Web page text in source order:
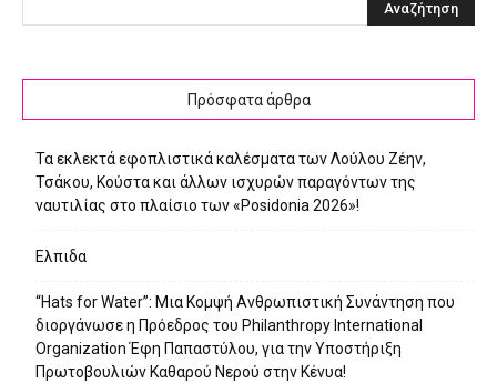
Πρόσφατα άρθρα
Τα εκλεκτά εφοπλιστικά καλέσματα των Λούλου Ζέην,
Τσάκου, Κούστα και άλλων ισχυρών παραγόντων της
ναυτιλίας στο πλαίσιο των «Posidonia 2026»!
Ελπιδα
“Hats for Water”: Μια Κομψή Ανθρωπιστική Συνάντηση που
διοργάνωσε η Πρόεδρος του Philanthropy International
Organization Έφη Παπαστύλου, για την Υποστήριξη
Πρωτοβουλιών Καθαρού Νερού στην Κένυα!